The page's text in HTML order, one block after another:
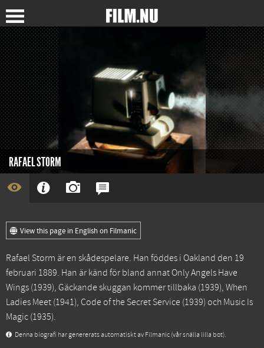
RAFAEL STORM
View this page in English on Filmanic
Rafael Storm är en skådespelare. Han föddes i Oakland den 19
februari 1889. Han är känd för bland annatOnly Angels Have
Wings (1939), Gäckande skuggan kommer tillbaka (1939), When
Ladies Meet (1941), Code of the Secret Service (1939) och Music Is
Magic (1935).
Denna biografi har genererats automatiskt av Filmanic (vår snälla lilla bot).